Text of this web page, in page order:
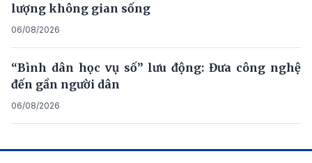
lượng không gian sống
06/08/2026
“Bình dân học vụ số” lưu động: Đưa công nghệ
đến gần người dân
06/08/2026